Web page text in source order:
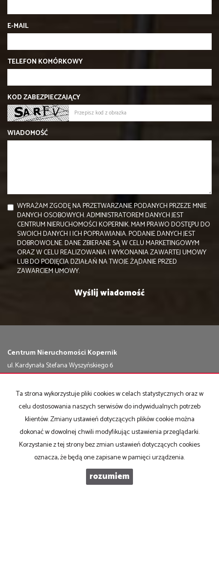
E-MAIL
TELEFON KOMÓRKOWY
KOD ZABEZPIECZAJĄCY
WIADOMOŚĆ
WYRAŻAM ZGODĘ NA PRZETWARZANIE PODANYCH PRZEZE MNIE
DANYCH OSOBOWYCH. ADMINISTRATOREM DANYCH JEST
CENTRUM NIERUCHOMOŚCI KOPERNIK. MAM PRAWO DOSTĘPU DO
SWOICH DANYCH I ICH POPRAWIANIA. PODANIE DANYCH JEST
DOBROWOLNE. DANE ZBIERANE SĄ W CELU MARKETINGOWYM
ORAZ W CELU REALIZOWANIA I WYKONANIA ZAWARTEJ UMOWY
LUB DO PODJĘCIA DZIAŁAŃ NA TWOJE ŻĄDANIE PRZED
ZAWARCIEM UMOWY.
Centrum Nieruchomości Kopernik
ul. Kardynała Stefana Wyszyńskiego 6
I piętro - od strony przychodni
Godziny otwarcia: 9-17
Mieszkaniana wynajem
Domyna wynajem
Działkina wynajem
Lokalena wynajem
Halena wynajem
na wynajem
na sprzedaż
Ta strona wykorzystuje pliki cookies w celach statystycznych oraz w
celu dostosowania naszych serwisów do indywidualnych potrzeb
klientów. Zmiany ustawień dotyczących plików cookie można
dokonać w dowolnej chwili modyfikując ustawienia przeglądarki.
Korzystanie z tej strony bez zmian ustawień dotyczących cookies
oznacza, że będą one zapisane w pamięci urządzenia.
rozumiem